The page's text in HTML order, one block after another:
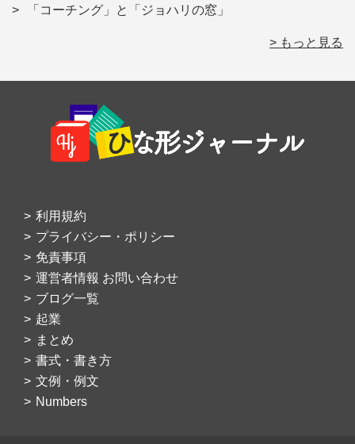
「コーチング」と「ジョハリの窓」
> もっと見る
Footer
利用規約
プライバシー・ポリシー
免責事項
運営者情報 お問い合わせ
ブログ一覧
起業
まとめ
書式・書き方
文例・例文
Numbers